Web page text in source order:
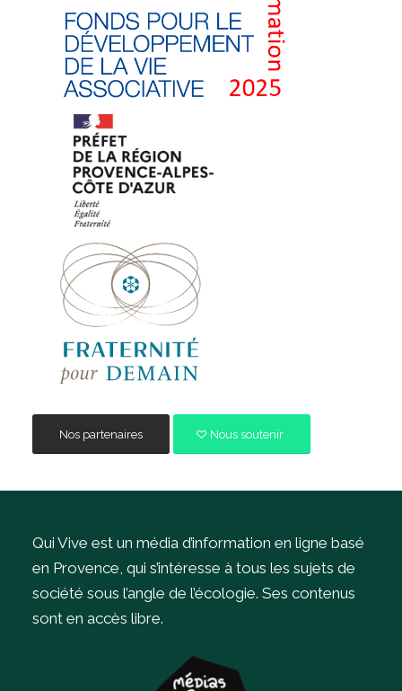
Nos partenaires Nous soutenir
Qui Vive est un média d’information en ligne basé
en Provence, qui s’intéresse à tous les sujets de
société sous l’angle de l’écologie. Ses contenus
sont en accès libre.